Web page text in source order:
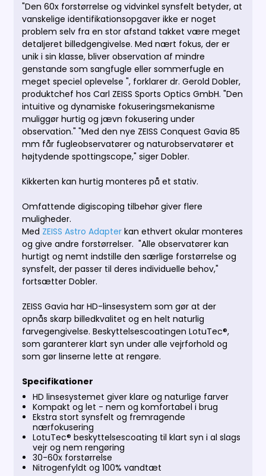
"Den 60x forstørrelse og vidvinkel synsfelt betyder, at
vanskelige identifikationsopgaver ikke er noget
problem selv fra en stor afstand takket være meget
detaljeret billedgengivelse. Med nært fokus, der er
unik i sin klasse, bliver observation af mindre
genstande som sangfugle eller sommerfugle en
meget speciel oplevelse ", forklarer dr. Gerold Dobler,
produktchef hos Carl ZEISS Sports Optics GmbH. "Den
intuitive og dynamiske fokuseringsmekanisme
muliggør hurtig og jævn fokusering under
observation.""Med den nye ZEISS Conquest Gavia 85
mm får fugleobservatører og naturobservatører et
højtydende spottingscope," siger Dobler.
Kikkerten kan hurtig monteres på et stativ.
Omfattende digiscoping tilbehør giver flere
muligheder.
Med ZEISS Astro Adapterkan ethvert okular monteres
og give andre forstørrelser. "Alle observatører kan
hurtigt og nemt indstille den særlige forstørrelse og
synsfelt, der passer til deres individuelle behov,"
fortsætter Dobler.
ZEISS Gavia har HD-linsesystem som gør at der
opnås skarp billedkvalitet og en helt naturlig
farvegengivelse. Beskyttelsescoatingen LotuTec®,
som garanterer klart syn under alle vejrforhold og
som gør linserne lette at rengøre.
Specifikationer
HD linsesystemet giver klare og naturlige farver
Kompakt og let - nem og komfortabel i brug
Ekstra stort synsfelt og fremragende
nærfokusering
LotuTec® beskyttelsescoating til klart syn i al slags
vejr og nem rengøring
30-60x forstørrelse
Nitrogenfyldt og 100% vandtæt